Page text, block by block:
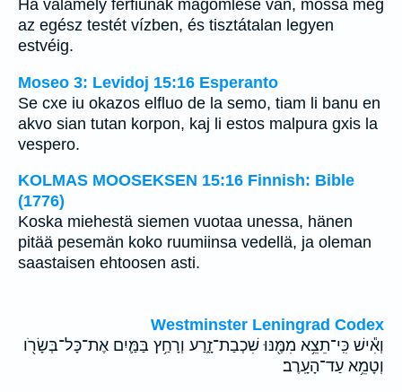
Ha valamely férfiúnak magömlése van, mossa meg
az egész testét vízben, és tisztátalan legyen
estvéig.
Moseo 3: Levidoj 15:16 Esperanto
Se cxe iu okazos elfluo de la semo, tiam li banu en
akvo sian tutan korpon, kaj li estos malpura gxis la
vespero.
KOLMAS MOOSEKSEN 15:16 Finnish: Bible
(1776)
Koska miehestä siemen vuotaa unessa, hänen
pitää pesemän koko ruumiinsa vedellä, ja oleman
saastaisen ehtoosen asti.
Westminster Leningrad Codex
וְאִ֕ישׁ כִּֽי־תֵצֵ֥א מִמֶּ֖נּוּ שִׁכְבַת־זָ֑רַע וְרָחַ֥ץ בַּמַּ֛יִם אֶת־כָּל־בְּשָׂרֹ֖ו
וְטָמֵ֥א עַד־הָעָֽרֶב׃